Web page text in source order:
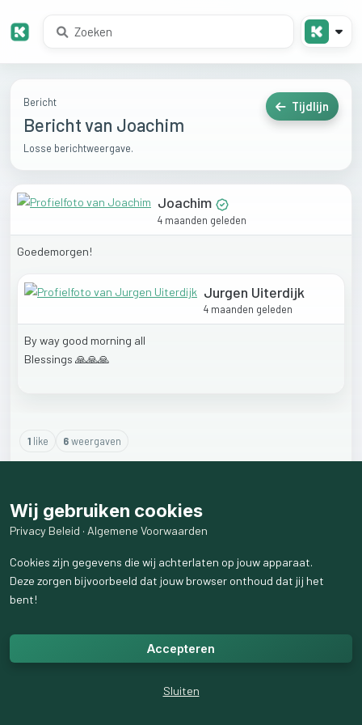
Bericht
Bericht van Joachim
Losse berichtweergave.
Tijdlijn
Joachim
4 maanden geleden
Goedemorgen!
Jurgen Uiterdijk
4 maanden geleden
Byway good morning all
Blessings 🙏🙏🙏
1like 6weergaven
Wij gebruiken cookies
Privacy Beleid · Algemene Voorwaarden
Cookies zijn gegevens die wij achterlaten op jouw apparaat.
Deze zorgen bijvoorbeeld dat jouw browser onthoud dat jij het
bent!
Accepteren
Sluiten